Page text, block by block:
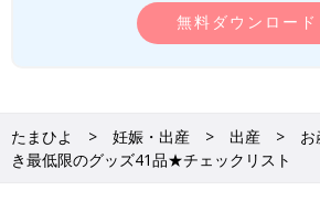
無料ダウンロード
たまひよ 妊娠・出産 出産
き最低限のグッズ41品★チェックリスト